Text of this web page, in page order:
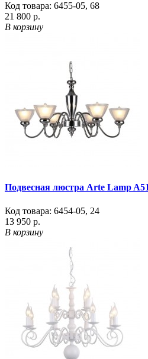
Код товара: 6455-05, 68
21 800 р.
В корзину
Подвесная люстра Arte Lamp
Код товара: 6454-05, 24
13 950 р.
В корзину